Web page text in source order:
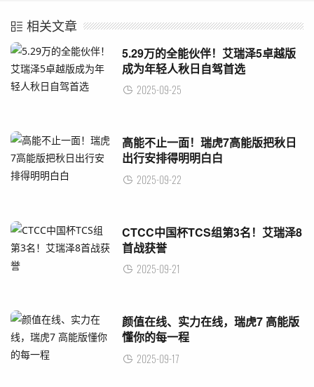
相关文章
5.29万的全能伙伴！艾瑞泽5卓越版
成为年轻人秋日自驾首选
2025-09-25
高能不止一面！瑞虎7高能版把秋日
出行安排得明明白白
2025-09-22
CTCC中国杯TCS组第3名！艾瑞泽8
首战获誉
2025-09-21
颜值在线、实力在线，瑞虎7 高能版
懂你的每一程
2025-09-17